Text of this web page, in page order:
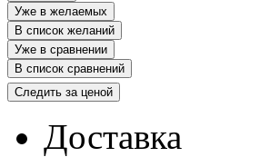
Уже в желаемых
В список желаний
Уже в сравнении
В список сравнений
Следить за ценой
Доставка